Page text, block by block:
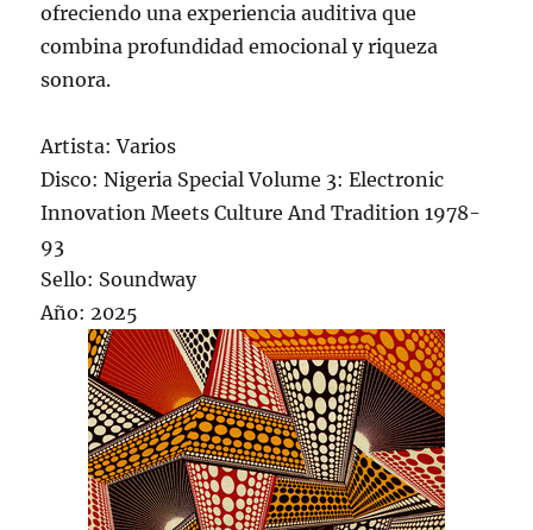
ofreciendo una experiencia auditiva que
combina profundidad emocional y riqueza
sonora.
Artista: Varios
Disco: Nigeria Special Volume 3: Electronic
Innovation Meets Culture And Tradition 1978-
93
Sello: Soundway
Año: 2025